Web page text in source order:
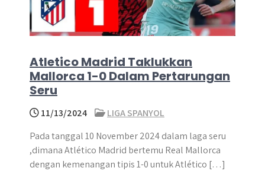
Atletico Madrid Taklukkan
Mallorca 1-0 Dalam Pertarungan
Seru
11/13/2024
LIGA SPANYOL
Pada tanggal 10 November 2024 dalam laga seru
,dimana Atlético Madrid bertemu Real Mallorca
dengan kemenangan tipis 1-0 untuk Atlético […]